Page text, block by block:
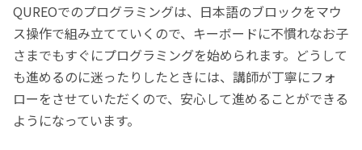
QUREOでのプログラミングは、日本語のブロックをマウ
ス操作で組み立てていくので、キーボードに不慣れなお子
さまでもすぐにプログラミングを始められます。どうして
も進めるのに迷ったりしたときには、講師が丁寧にフォ
ローをさせていただくので、安心して進めることができる
ようになっています。